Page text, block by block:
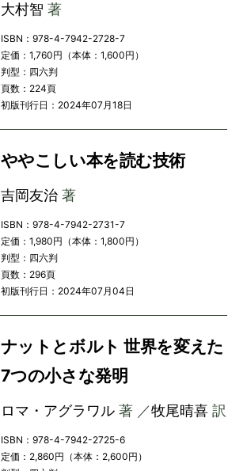
大村智 著
ISBN：978-4-7942-2728-7
定価：1,760円（本体：1,600円）
判型：四六判
頁数：224頁
初版刊行日：2024年07月18日
ややこしい本を読む技術
吉岡友治著
ISBN：978-4-7942-2731-7
定価：1,980円（本体：1,800円）
判型：四六判
頁数：296頁
初版刊行日：2024年07月04日
ナットとボルト 世界を変えた
7つの小さな発明
ロマ・アグラワル著 ／牧尾晴喜訳
ISBN：978-4-7942-2725-6
定価：2,860円（本体：2,600円）